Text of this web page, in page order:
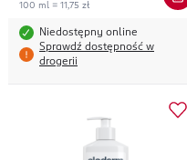
100 ml = 11,75 zł
Niedostępny online
Sprawdź dostępność w
drogerii